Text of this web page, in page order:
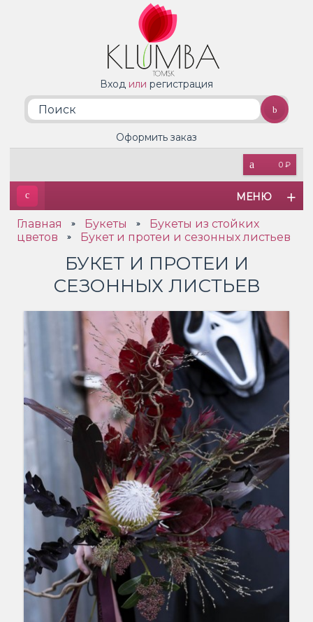
Вход или регистрация
0 ₽
Оформить заказ
МЕНЮ
Главная » Букеты »
Букеты из стойких
цветов
» Букет и протеи и сезонных листьев
БУКЕТ И ПРОТЕИ И
СЕЗОННЫХ ЛИСТЬЕВ